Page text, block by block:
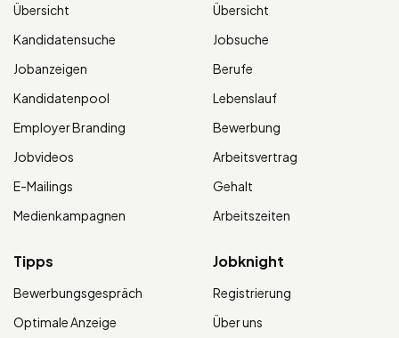
Übersicht
Kandidatensuche
Jobanzeigen
Kandidatenpool
Employer Branding
Jobvideos
E-Mailings
Medienkampagnen
Übersicht
Jobsuche
Berufe
Lebenslauf
Bewerbung
Arbeitsvertrag
Gehalt
Arbeitszeiten
Tipps
Bewerbungsgespräch
Optimale Anzeige
Jobknight
Registrierung
Über uns